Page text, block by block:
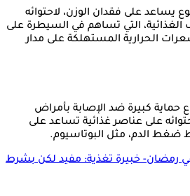
يساعد على فقدان الوزن، لاحتوائه
الغذائية، التي تساهم في السيطرة على
الحرارية المستهلكة على مدار
حماية كبيرة ضد الإصابة بأمراض
على عناصر غذائية تساعد على
الدم، مثل البوتاسيوم.
رمضان- خبيرة تغذية: مفيد لكن بشرط